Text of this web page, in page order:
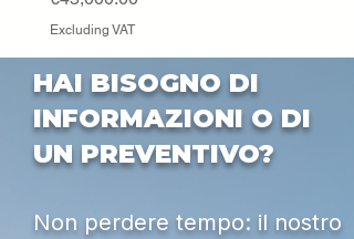
Excluding VAT
HAI BISOGNO DI
INFORMAZIONI O DI
UN PREVENTIVO?
Non perdere tempo: il nostro